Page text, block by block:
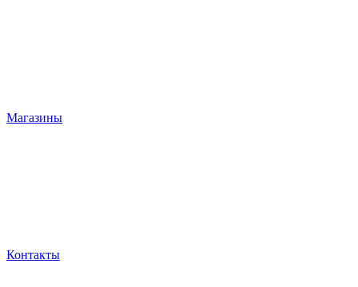
Магазины
Контакты